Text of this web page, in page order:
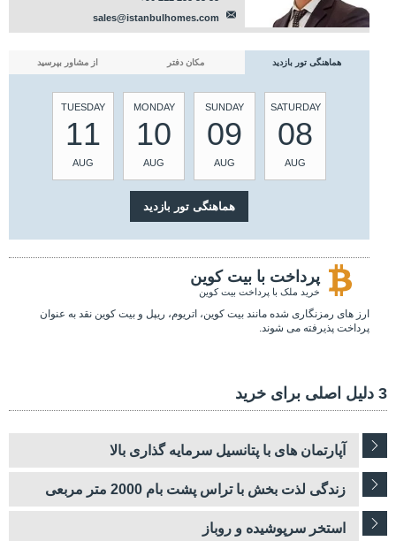
sales@istanbulhomes.com
هماهنگی تور بازدید مکان دفتر از مشاور بپرسید
SATURDAY
08
AUG
SUNDAY
09
AUG
MONDAY
10
AUG
TUESDAY
11
AUG
پرداخت با بیت کوین
خرید ملک با پرداخت بیت کوین
ارز های رمزنگاری شده مانند بیت کوین، اتریوم، ریپل و بیت کوین نقد به عنوان
پرداخت پذیرفته می شوند.
3 دلیل اصلی برای خرید
آپارتمان های با پتانسیل سرمایه گذاری بالا
زندگی لذت بخش با تراس پشت بام 2000 متر مربعی
استخر سرپوشیده و روباز